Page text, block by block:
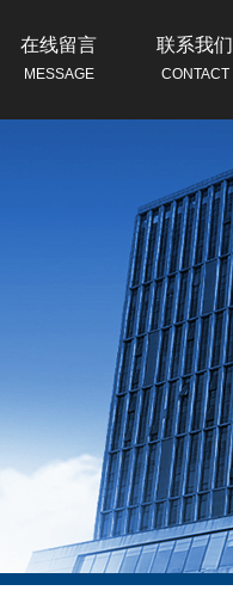
在线留言
MESSAGE
联系我们
CONTACT